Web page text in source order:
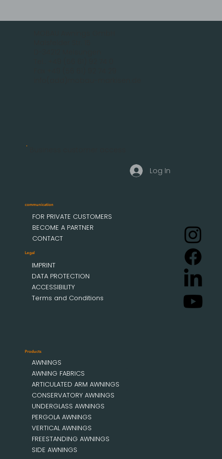
Products
AWNINGS
AWNING FABRICS
ARTICULATED ARM AWNINGS
CONSERVATORY AWNINGS
UNDERGLASS AWNINGS
PERGOLA AWNINGS
VERTICAL AWNINGS
FREESTANDING AWNINGS
SIDE AWNINGS
communication
FOR PRIVATE CUSTOMERS
BECOME A PARTNER
CONTACT
Legal
IMPRINT
DATA PROTECTION
ACCESSIBILITY
Terms and Conditions
Log In